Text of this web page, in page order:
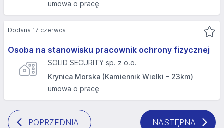
umowa o pracę
Osoba na stanowisku pracownik ochrony fizycznej
SOLID SECURITY sp. z o.o.
Krynica Morska (Kamiennik Wielki - 23km)
umowa o pracę
Dodana 17 czerwca
POPRZEDNIA NASTĘPNA